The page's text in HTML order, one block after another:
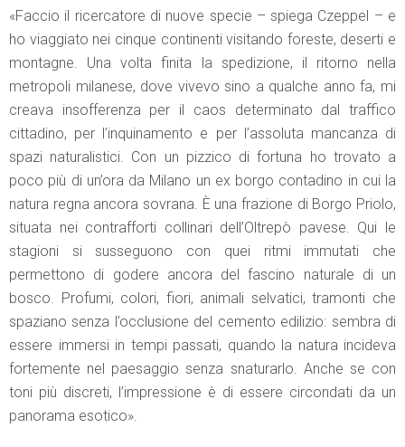
«Faccio il ricercatore di nuove specie – spiega Czeppel – e
ho viaggiato nei cinque continenti visitando foreste, deserti e
montagne. Una volta finita la spedizione, il ritorno nella
metropoli milanese, dove vivevo sino a qualche anno fa, mi
creava insofferenza per il caos determinato dal traffico
cittadino, per l’inquinamento e per l’assoluta mancanza di
spazi naturalistici. Con un pizzico di fortuna ho trovato a
poco più di un’ora da Milano un ex borgo contadino in cui la
natura regna ancora sovrana. È una frazione di Borgo Priolo,
situata nei contrafforti collinari dell’Oltrepò pavese. Qui le
stagioni si susseguono con quei ritmi immutati che
permettono di godere ancora del fascino naturale di un
bosco. Profumi, colori, fiori, animali selvatici, tramonti che
spaziano senza l’occlusione del cemento edilizio: sembra di
essere immersi in tempi passati, quando la natura incideva
fortemente nel paesaggio senza snaturarlo. Anche se con
toni più discreti, l’impressione è di essere circondati da un
panorama esotico».